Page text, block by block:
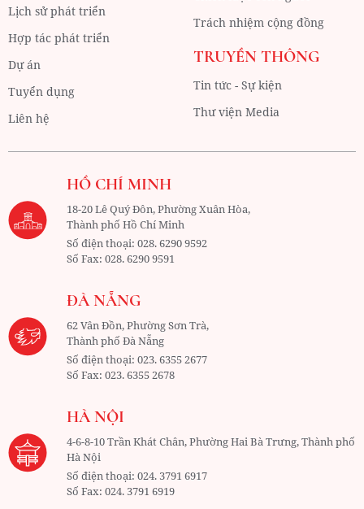
Lịch sử phát triển
Hợp tác phát triển
Dự án
Tuyển dụng
Liên hệ
Trách nhiệm cộng đồng
TRUYỀN THÔNG
Tin tức - Sự kiện
Thư viện Media
HỒ CHÍ MINH
18-20 Lê Quý Đôn, Phường Xuân Hòa,
Thành phố Hồ Chí Minh
Số điện thoại:028. 6290 9592
Số Fax:028. 6290 9591
ĐÀ NẴNG
62 Vân Đồn, Phường Sơn Trà,
Thành phố Đà Nẵng
Số điện thoại:023. 6355 2677
Số Fax:023. 6355 2678
HÀ NỘI
4-6-8-10 Trần Khát Chân, Phường Hai Bà Trưng, Thành phố
Hà Nội
Số điện thoại:024. 3791 6917
Số Fax:024. 3791 6919